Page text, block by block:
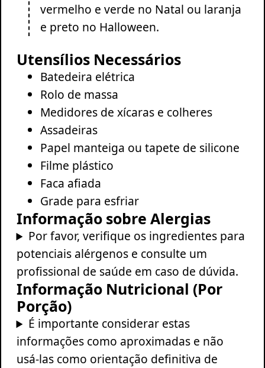
vermelho e verde no Natal ou laranja
e preto no Halloween.
Utensílios Necessários
Batedeira elétrica
Rolo de massa
Medidores de xícaras e colheres
Assadeiras
Papel manteiga ou tapete de silicone
Filme plástico
Faca afiada
Grade para esfriar
Informação sobre Alergias
Por favor, verifique os ingredientes para
potenciais alérgenos e consulte um
profissional de saúde em caso de dúvida.
Informação Nutricional (Por
Porção)
É importante considerar estas
informações como aproximadas e não
usá-las como orientação definitiva de